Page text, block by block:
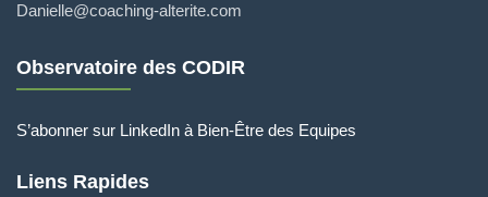
Danielle@coaching-alterite.com
Observatoire des CODIR
S’abonner sur LinkedIn à Bien-Être des Equipes
Liens Rapides